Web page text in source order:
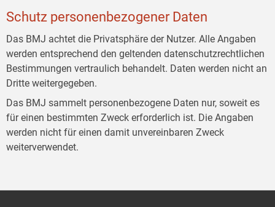
Schutz personenbezogener Daten
Das BMJ achtet die Privatsphäre der Nutzer. Alle Angaben
werden entsprechend den geltenden datenschutzrechtlichen
Bestimmungen vertraulich behandelt. Daten werden nicht an
Dritte weitergegeben.
Das BMJ sammelt personenbezogene Daten nur, soweit es
für einen bestimmten Zweck erforderlich ist. Die Angaben
werden nicht für einen damit unvereinbaren Zweck
weiterverwendet.